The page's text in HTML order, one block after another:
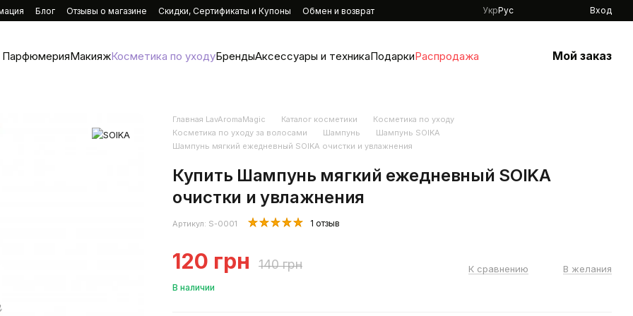
Блог Отзывы о магазине Скидки, Сертификаты и Купоны Обмен и возврат УкрРус Вход
ПарфюмерияМакияжКосметика по уходуБрендыАксессуары и техникаПодаркиРаспродажа Мой заказ
Главная LavAromaMagic Каталог косметики
Косметика по уходу
Косметика по уходу за волосами
Шампунь
Шампунь SOIKA
Шампунь мягкий ежедневный SOIKA очистки и увлажнения
Купить Шампунь мягкий ежедневный SOIKA
очистки и увлажнения
Артикул: S-0001 1 отзыв
120 грн 140 грн
В наличии
К сравнению В желания